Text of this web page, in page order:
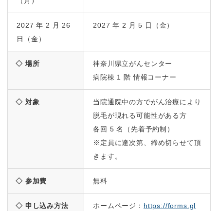
2027 年 2 月 26
日（金）
2027 年 2 月 5 日（金）
◇ 場所
神奈川県立がんセンター
病院棟 1 階 情報コーナー
◇ 対象
当院通院中の方でがん治療により
脱毛が現れる可能性がある方
各回 5 名（先着予約制）
※定員に達次第、締め切らせて頂
きます。
◇ 参加費 無料
◇ 申し込み方法 ホームページ： https://forms.gl